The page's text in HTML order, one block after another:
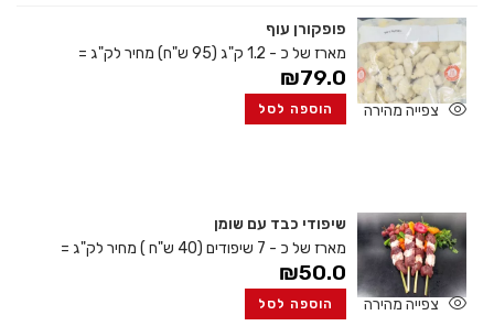
צפייה מהירה
פופקורן עוף
מארז של כ - 1.2 ק"ג (95 ש"ח)
מחיר לק"ג =
₪79.0
הוספה לסל
צפייה מהירה
שיפודי כבד עם שומן
מארז של כ - 7 שיפודים (40 ש"ח )
מחיר לק"ג =
₪50.0
הוספה לסל